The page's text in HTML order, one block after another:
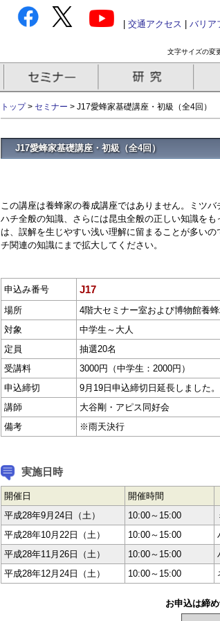
交通アクセス バリア
文字サイズの変
トップ> セミナー > J17愛蜂家基礎講座・初級（全4回）
J17愛蜂家基礎講座・初級（全4回）
この講座は養蜂家の養成講座ではありません。ミツ
ハチ全般の知識、さらには昆虫全般の正しい知識を
は、誤解を生じやすい浅い理解に留まることが多い
チ関連の知識にまで拡大してください。
申込み番号 J17
場所
4階大セミナー室および博物館養
対象
中学生～大人
定員
抽選20名
受講料
3000円（中学生：2000円）
申込締切
9月19日申込締切日延長しました
講師
大谷剛・アピス同好会
備考
※雨天決行
実施日時
開催日
開催時間
平成28年9月24日（土）
10:00～15:00
平成28年10月22日（土）
10:00～15:00
平成28年11月26日（土）
10:00～15:00
平成28年12月24日（土）
10:00～15:00
お申込は締